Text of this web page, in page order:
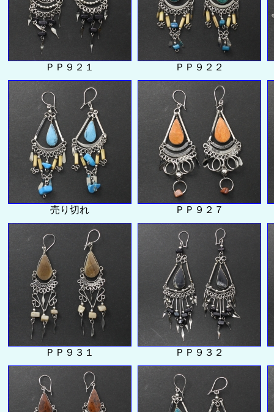
ＰＰ９２１ ＰＰ９２２
売り切れ ＰＰ９２７
ＰＰ９３１ ＰＰ９３２